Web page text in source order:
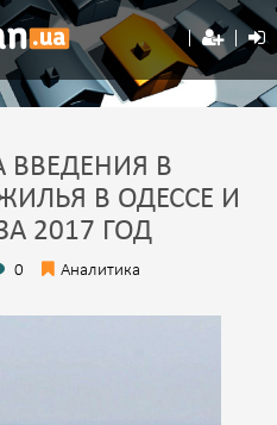
ВВЕДЕНИЯ В
В ОДЕССЕ И
2017 ГОД
0 Аналитика